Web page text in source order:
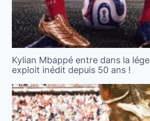
Kylian Mbappé entre dans la
exploit inédit depuis 50 ans !